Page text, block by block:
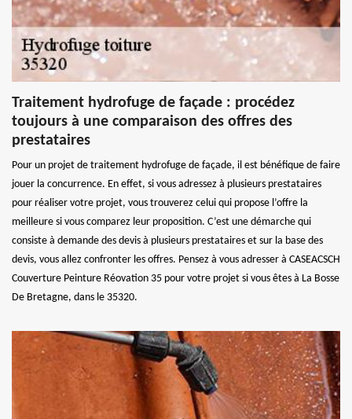
Traitement hydrofuge de façade : procédez
toujours à une comparaison des offres des
prestataires
Pour un projet de traitement hydrofuge de façade, il est bénéfique de faire
jouer la concurrence. En effet, si vous adressez à plusieurs prestataires
pour réaliser votre projet, vous trouverez celui qui propose l’offre la
meilleure si vous comparez leur proposition. C’est une démarche qui
consiste à demande des devis à plusieurs prestataires et sur la base des
devis, vous allez confronter les offres. Pensez à vous adresser à CASEACSCH
Couverture Peinture Réovation 35 pour votre projet si vous êtes à La Bosse
De Bretagne, dans le 35320.